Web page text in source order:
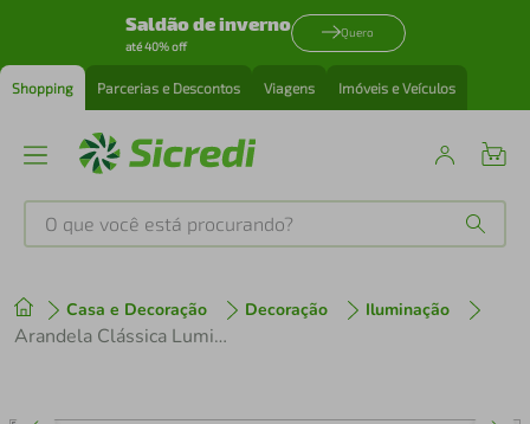
Saldão de inverno
até 40% off
Quero
Shopping Parcerias e Descontos Viagens Imóveis e Veículos
O que você está procurando?
Casa e Decoração Decoração Iluminação
Arandela Clássica Luminária Bivolt de Parede 39cm Preto E27 Suporte Inferior Termoplástico Dital
1º tenis